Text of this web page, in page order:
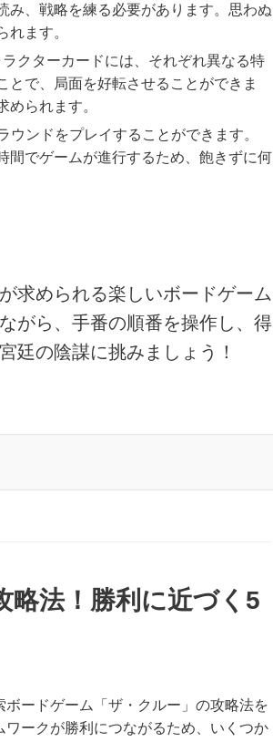
み、戦略を練る必要があります。思わぬ
ます。
クターカードには、それぞれ異なる特
で、局面を好転させることができま
られます。
ンドをプレイすることができます。
間でゲームが進行するため、飽きずに何
求められる楽しいボードゲーム
がら、手番の順番を操作し、得
廷の陰謀に挑みましょう！
略法！勝利に近づく5
ードゲーム「ザ・クルー」の攻略法を
ークが勝利につながるため、いくつか